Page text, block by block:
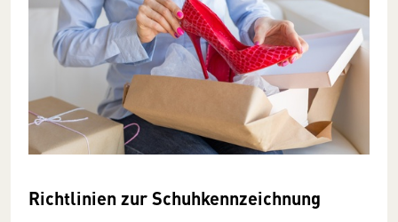
Richtlinien zur Schuhkennzeichnung